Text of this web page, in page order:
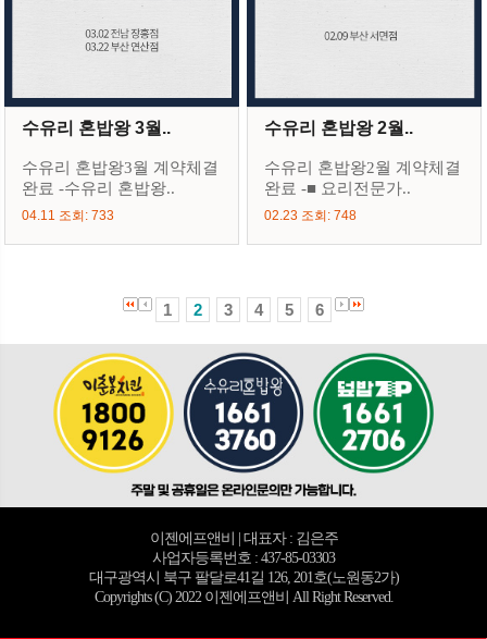
수유리 혼밥왕 3월..
수유리 혼밥왕3월 계약체결
완료 -수유리 혼밥왕..
04.11 조회: 733
수유리 혼밥왕 2월..
수유리 혼밥왕2월 계약체결
완료 -■ 요리전문가..
02.23 조회: 748
1 2 3 4 5 6
이젠에프앤비 | 대표자 : 김은주
사업자등록번호 : 437-85-03303
대구광역시 북구 팔달로41길 126, 201호(노원동2가)
Copyrights (C) 2022 이젠에프앤비 All Right Reserved.